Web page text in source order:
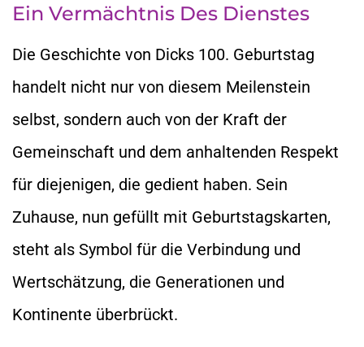
Ein Vermächtnis Des Dienstes
Die Geschichte von Dicks 100. Geburtstag
handelt nicht nur von diesem Meilenstein
selbst, sondern auch von der Kraft der
Gemeinschaft und dem anhaltenden Respekt
für diejenigen, die gedient haben. Sein
Zuhause, nun gefüllt mit Geburtstagskarten,
steht als Symbol für die Verbindung und
Wertschätzung, die Generationen und
Kontinente überbrückt.